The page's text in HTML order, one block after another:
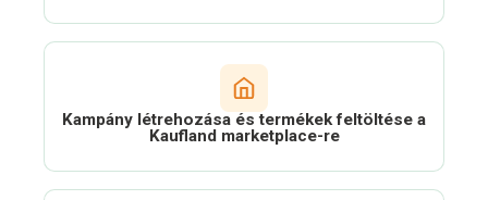
Kampány létrehozása és termékek feltöltése a
Kaufland marketplace-re